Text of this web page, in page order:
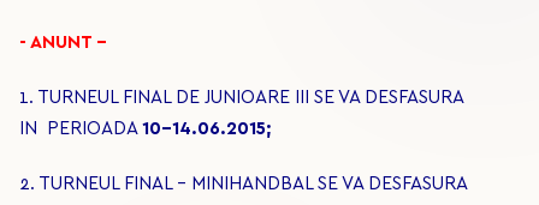
- ANUNT -
1. TURNEUL FINAL DE JUNIOARE III SE VA DESFASURA
IN PERIOADA 10-14.06.2015;
2. TURNEUL FINAL – MINIHANDBAL SE VA DESFASURA